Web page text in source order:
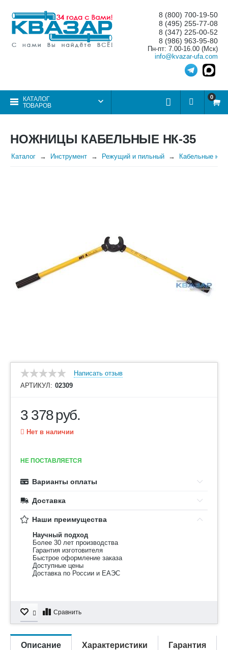
8 (800) 700-19-50
8 (495) 255-77-08
8 (347) 225-00-52
8 (986) 963-95-80
Пн-пт: 7.00-16.00 (Мск)
info@kvazar-ufa.com
КАТАЛОГ
ТОВАРОВ
0
НОЖНИЦЫ КАБЕЛЬНЫЕ НК-35
Каталог Инструмент Режущий и пильный Кабельные
Написать отзыв
АРТИКУЛ: 02309
3 378руб.
Нет в наличии
НЕ ПОСТАВЛЯЕТСЯ
Варианты оплаты
Доставка
Наши преимущества
Научный подход
Более 30 лет производства
Гарантия изготовителя
Быстрое оформление заказа
Доступные цены
Доставка по России и ЕАЭС
Сравнить
Описание Характеристики Гарантия